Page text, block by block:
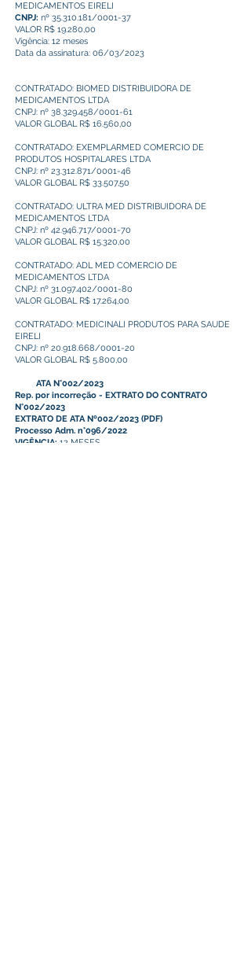
MEDICAMENTOS EIRELI
CNPJ: nº 35.310.181/0001-37
VALOR R$ 19.280,00
Vigência: 12 meses
Data da assinatura: 06/03/2023
CONTRATADO: BIOMED DISTRIBUIDORA DE
MEDICAMENTOS LTDA
CNPJ: nº 38.329.458/0001-61
VALOR GLOBAL R$ 16.560,00
CONTRATADO: EXEMPLARMED COMERCIO DE
PRODUTOS HOSPITALARES LTDA
CNPJ: nº 23.312.871/0001-46
VALOR GLOBAL R$ 33.507,50
CONTRATADO: ULTRA MED DISTRIBUIDORA DE
MEDICAMENTOS LTDA
CNPJ: nº 42.946.717/0001-70
VALOR GLOBAL R$ 15.320,00
CONTRATADO: ADL MED COMERCIO DE
MEDICAMENTOS LTDA
CNPJ: nº 31.097.402/0001-80
VALOR GLOBAL R$ 17.264,00
CONTRATADO: MEDICINALI PRODUTOS PARA SAUDE
EIRELI
CNPJ: nº 20.918.668/0001-20
VALOR GLOBAL R$ 5.800,00
ATA N°002/2023
Rep. por incorreção - EXTRATO DO CONTRATO
N°002/2023
EXTRATO DE ATA Nº002/2023 (PDF)
Processo Adm. n°096/2022
VIGÊNCIA: 12 MESES